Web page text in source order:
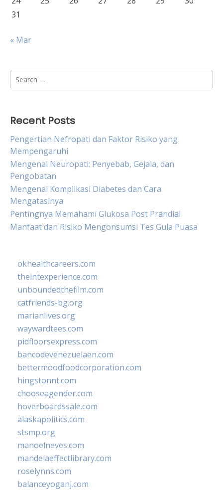
31
« Mar
Search
for:
Recent Posts
Pengertian Nefropati dan Faktor Risiko yang
Mempengaruhi
Mengenal Neuropati: Penyebab, Gejala, dan
Pengobatan
Mengenal Komplikasi Diabetes dan Cara
Mengatasinya
Pentingnya Memahami Glukosa Post Prandial
Manfaat dan Risiko Mengonsumsi Tes Gula Puasa
okhealthcareers.com
theintexperience.com
unboundedthefilm.com
catfriends-bg.org
marianlives.org
waywardtees.com
pidfloorsexpress.com
bancodevenezuelaen.com
bettermoodfoodcorporation.com
hingstonnt.com
chooseagender.com
hoverboardssale.com
alaskapolitics.com
stsmp.org
manoelneves.com
mandelaeffectlibrary.com
roselynns.com
balanceyoganj.com